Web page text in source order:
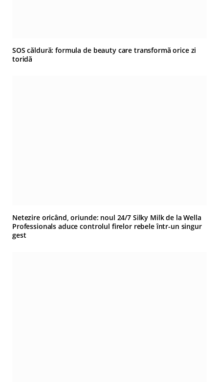
SOS căldură: formula de beauty care transformă orice zi
toridă
Netezire oricând, oriunde: noul 24/7 Silky Milk de la Wella
Professionals aduce controlul firelor rebele într-un singur
gest